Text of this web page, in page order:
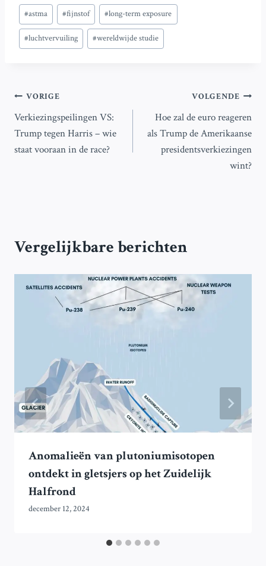
Bericht
tags:
#astma #fijnstof #long-term exposure
#luchtvervuiling #wereldwijde studie
Bericht
navigatie
VORIGE
Verkiezingspeilingen VS:
Trump tegen Harris – wie
staat vooraan in de race?
VOLGENDE
Hoe zal de euro reageren
als Trump de Amerikaanse
presidentsverkiezingen
wint?
Vergelijkbare berichten
Anomalieën van plutoniumisotopen
ontdekt in gletsjers op het Zuidelijk
Halfrond
december 12, 2024